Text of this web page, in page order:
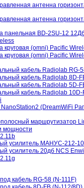
антенна
антенна
панельная BD-2SU-12
круговая (omni) Pacific
круговая (omni) Pacific
кабель Radiolab RG-
кабель Radiolab 8D-
кабель Radiolab 5D-
кабель Radiolab 10D-
(DreamWiFi
маршрутизатор
мощности
усилитель МАНУС-212-
усилитель 20дб NCS
кабель RG-58 (N-111F)